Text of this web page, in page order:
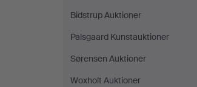
Bidstrup Auktioner
Palsgaard Kunstauktioner
Sørensen Auktioner
Woxholt Auktioner